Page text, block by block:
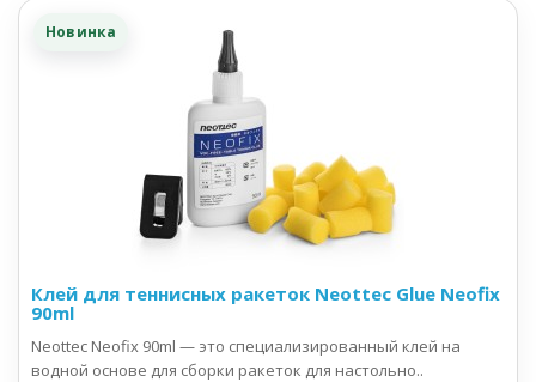
Новинка
Клей для теннисных ракеток Neottec Glue Neofix
90ml
Neottec Neofix 90ml — это специализированный клей на
водной основе для сборки ракеток для настольно..